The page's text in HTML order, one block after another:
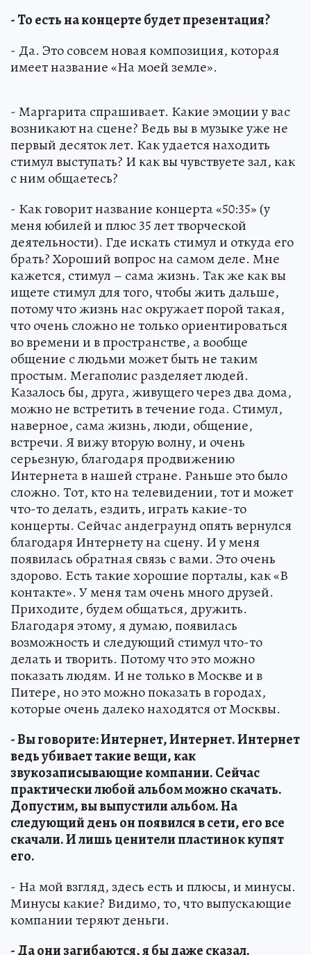
- То есть на концерте будет презентация?
- Да. Это совсем новая композиция, которая
имеет название «На моей земле».
- Маргарита спрашивает. Какие эмоции у вас
возникают на сцене? Ведь вы в музыке уже не
первый десяток лет. Как удается находить
стимул выступать? И как вы чувствуете зал, как
с ним общаетесь?
- Как говорит название концерта «50:35» (у
меня юбилей и плюс 35 лет творческой
деятельности). Где искать стимул и откуда его
брать? Хороший вопрос на самом деле. Мне
кажется, стимул – сама жизнь. Так же как вы
ищете стимул для того, чтобы жить дальше,
потому что жизнь нас окружает порой такая,
что очень сложно не только ориентироваться
во времени и в пространстве, а вообще
общение с людьми может быть не таким
простым. Мегаполис разделяет людей.
Казалось бы, друга, живущего через два дома,
можно не встретить в течение года. Стимул,
наверное, сама жизнь, люди, общение,
встречи. Я вижу вторую волну, и очень
серьезную, благодаря продвижению
Интернета в нашей стране. Раньше это было
сложно. Тот, кто на телевидении, тот и может
что-то делать, ездить, играть какие-то
концерты. Сейчас андеграунд опять вернулся
благодаря Интернету на сцену. И у меня
появилась обратная связь с вами. Это очень
здорово. Есть такие хорошие порталы, как «В
контакте». У меня там очень много друзей.
Приходите, будем общаться, дружить.
Благодаря этому, я думаю, появилась
возможность и следующий стимул что-то
делать и творить. Потому что это можно
показать людям. И не только в Москве и в
Питере, но это можно показать в городах,
которые очень далеко находятся от Москвы.
- Вы говорите: Интернет, Интернет. Интернет
ведь убивает такие вещи, как
звукозаписывающие компании. Сейчас
практически любой альбом можно скачать.
Допустим, вы выпустили альбом. На
следующий день он появился в сети, его все
скачали. И лишь ценители пластинок купят
его.
- На мой взгляд, здесь есть и плюсы, и минусы.
Минусы какие? Видимо, то, что выпускающие
компании теряют деньги.
- Да они загибаются, я бы даже сказал.